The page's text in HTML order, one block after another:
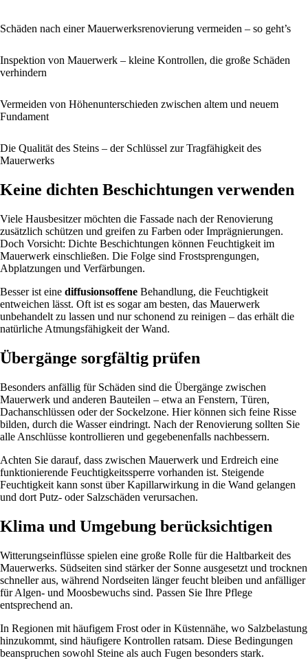
Schäden nach einer Mauerwerksrenovierung vermeiden – so geht’s
Inspektion von Mauerwerk – kleine Kontrollen, die große Schäden
verhindern
Vermeiden von Höhenunterschieden zwischen altem und neuem
Fundament
Die Qualität des Steins – der Schlüssel zur Tragfähigkeit des
Mauerwerks
Keine dichten Beschichtungen verwenden
Viele Hausbesitzer möchten die Fassade nach der Renovierung
zusätzlich schützen und greifen zu Farben oder Imprägnierungen.
Doch Vorsicht: Dichte Beschichtungen können Feuchtigkeit im
Mauerwerk einschließen. Die Folge sind Frostsprengungen,
Abplatzungen und Verfärbungen.
Besser ist eine diffusionsoffene Behandlung, die Feuchtigkeit
entweichen lässt. Oft ist es sogar am besten, das Mauerwerk
unbehandelt zu lassen und nur schonend zu reinigen – das erhält die
natürliche Atmungsfähigkeit der Wand.
Übergänge sorgfältig prüfen
Besonders anfällig für Schäden sind die Übergänge zwischen
Mauerwerk und anderen Bauteilen – etwa an Fenstern, Türen,
Dachanschlüssen oder der Sockelzone. Hier können sich feine Risse
bilden, durch die Wasser eindringt. Nach der Renovierung sollten Sie
alle Anschlüsse kontrollieren und gegebenenfalls nachbessern.
Achten Sie darauf, dass zwischen Mauerwerk und Erdreich eine
funktionierende Feuchtigkeitssperre vorhanden ist. Steigende
Feuchtigkeit kann sonst über Kapillarwirkung in die Wand gelangen
und dort Putz- oder Salzschäden verursachen.
Klima und Umgebung berücksichtigen
Witterungseinflüsse spielen eine große Rolle für die Haltbarkeit des
Mauerwerks. Südseiten sind stärker der Sonne ausgesetzt und trocknen
schneller aus, während Nordseiten länger feucht bleiben und anfälliger
für Algen- und Moosbewuchs sind. Passen Sie Ihre Pflege
entsprechend an.
In Regionen mit häufigem Frost oder in Küstennähe, wo Salzbelastung
hinzukommt, sind häufigere Kontrollen ratsam. Diese Bedingungen
beanspruchen sowohl Steine als auch Fugen besonders stark.